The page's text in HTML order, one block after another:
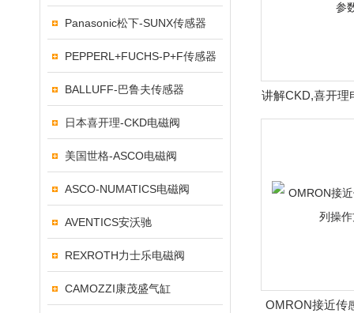
Panasonic松下-SUNX传感器
PEPPERL+FUCHS-P+F传感器
BALLUFF-巴鲁夫传感器
日本喜开理-CKD电磁阀
美国世格-ASCO电磁阀
ASCO-NUMATICS电磁阀
AVENTICS安沃驰
REXROTH力士乐电磁阀
CAMOZZI康茂盛气缸
讲解CKD,喜开理
OMRON接近传